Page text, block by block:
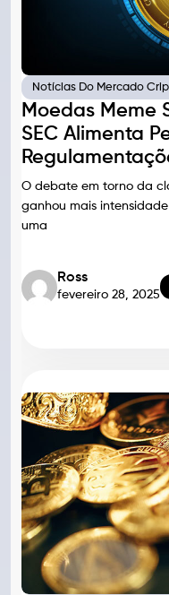
Notícias Do Mercado
Moedas Meme
SEC Alimenta
O debate em torno da
ganhou mais
uma
Ross
fevereiro 28, 2025